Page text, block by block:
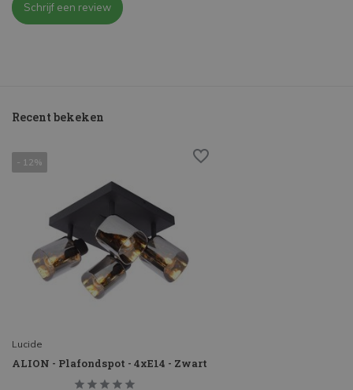
Schrijf een review
Recent bekeken
- 12%
Lucide
ALION - Plafondspot - 4xE14 - Zwart